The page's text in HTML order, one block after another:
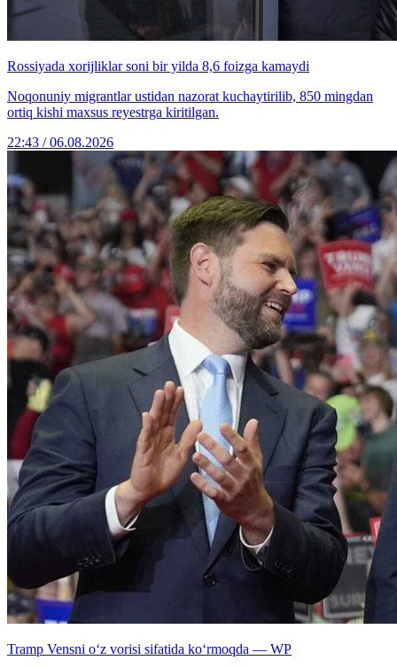
Rossiyada xorijliklar soni bir yilda 8,6 foizga kamaydi
Noqonuniy migrantlar ustidan nazorat kuchaytirilib, 850 mingdan
ortiq kishi maxsus reyestrga kiritilgan.
22:43 / 06.08.2026
Tramp Vensni o‘z vorisi sifatida ko‘rmoqda — WP